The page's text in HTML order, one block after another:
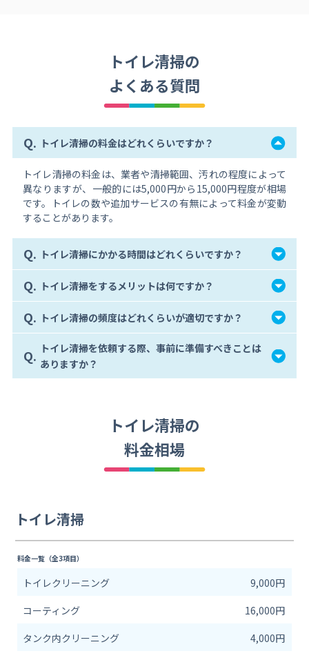
トイレ清掃の
よくある質問
Q. トイレ清掃の料金はどれくらいですか？
トイレ清掃の料金は、業者や清掃範囲、汚れの程度によって
異なりますが、一般的には5,000円から15,000円程度が相場
です。トイレの数や追加サービスの有無によって料金が変動
することがあります。
Q. トイレ清掃にかかる時間はどれくらいですか？
Q. トイレ清掃をするメリットは何ですか？
Q. トイレ清掃の頻度はどれくらいが適切ですか？
Q. トイレ清掃を依頼する際、事前に準備すべきことは
ありますか？
トイレ清掃の
料金相場
トイレ清掃
料金一覧（全3項目）
トイレクリーニング
9,000円
コーティング
16,000円
タンク内クリーニング
4,000円